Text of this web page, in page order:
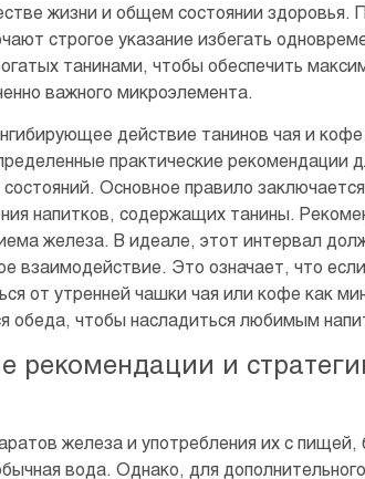
жизни и общем состоянии
строгое указание избегать
танинами, чтобы обеспечить
важного микроэлемента.
действие танинов чая и кофе
практические рекомендации
Основное правило
напитков, содержащих танины.
железа. В идеале, этот интервал
взаимодействие. Это означает, что
от утренней чашки чая или кофе как
обеда, чтобы насладиться любимым
рекомендации и
железа и употребления их с
вода. Однако, для